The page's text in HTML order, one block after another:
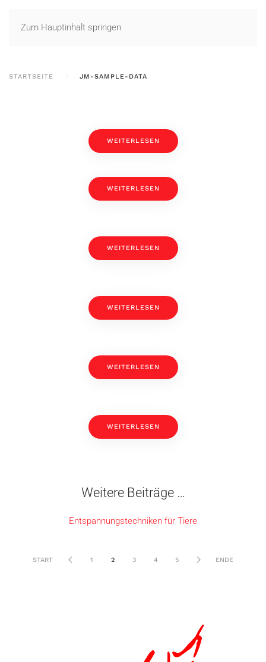
Zum Hauptinhalt springen
STARTSEITE JM-SAMPLE-DATA
WEITERLESEN
WEITERLESEN
WEITERLESEN
WEITERLESEN
WEITERLESEN
WEITERLESEN
Weitere Beiträge …
Entspannungstechniken für Tiere
START 1 2 3 4 5 ENDE